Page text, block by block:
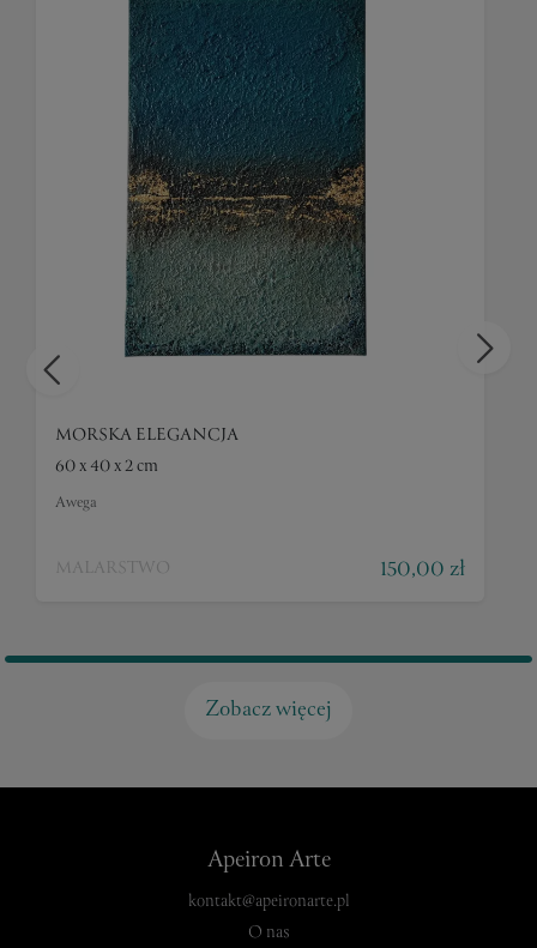
MORSKA ELEGANCJA
60 x 40 x 2 cm
Awega
MALARSTWO 150,00 zł
Zobacz więcej
Apeiron Arte
kontakt@apeironarte.pl
O nas